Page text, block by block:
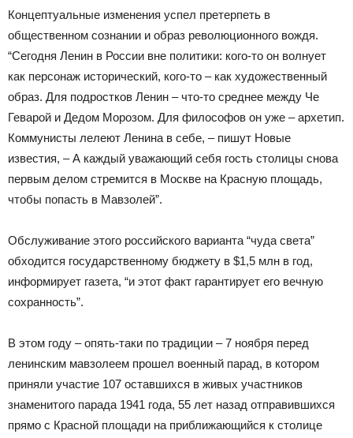
Концептуальные изменения успел претерпеть в
общественном сознании и образ революционного вождя.
“Сегодня Ленин в России вне политики: кого-то он волнует
как персонаж исторический, кого-то – как художественный
образ. Для подростков Ленин – что-то среднее между Че
Геварой и Дедом Морозом. Для философов он уже – архетип.
Коммунисты лелеют Ленина в себе, – пишут Новые
известия, – А каждый уважающий себя гость столицы снова
первым делом стремится в Москве на Красную площадь,
чтобы попасть в Мавзолей”.
Обслуживание этого российского варианта “чуда света”
обходится государственному бюджету в $1,5 млн в год,
информирует газета, “и этот факт гарантирует его вечную
сохранность”.
В этом году – опять-таки по традиции – 7 ноября перед
ленинским мавзолеем прошел военный парад, в котором
приняли участие 107 оставшихся в живых участников
знаменитого парада 1941 года, 55 лет назад отправившихся
прямо с Красной площади на приближающийся к столице